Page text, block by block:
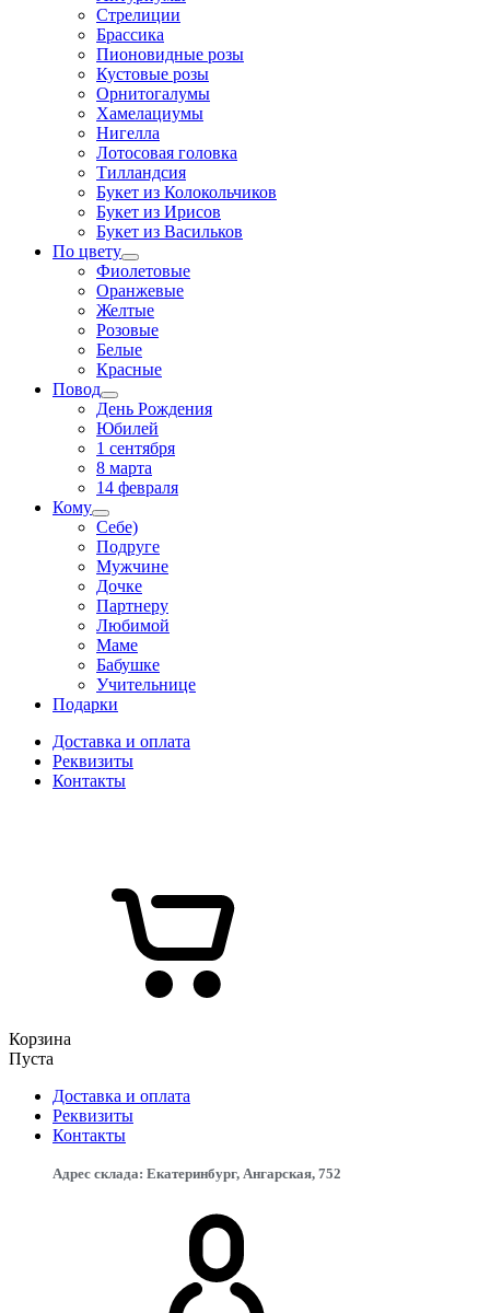
Стрелиции
Брассика
Пионовидные розы
Кустовые розы
Орнитогалумы
Хамелациумы
Нигелла
Лотосовая головка
Тилландсия
Букет из Колокольчиков
Букет из Ирисов
Букет из Васильков
По цвету
Фиолетовые
Оранжевые
Желтые
Розовые
Белые
Красные
Повод
День Рождения
Юбилей
1 сентября
8 марта
14 февраля
Кому
Себе)
Подруге
Мужчине
Дочке
Партнеру
Любимой
Маме
Бабушке
Учительнице
Подарки
Доставка и оплата
Реквизиты
Контакты
Корзина
Пуста
Доставка и оплата
Реквизиты
Контакты
Адрес склада: Екатеринбург, ​Ангарская, 75​2